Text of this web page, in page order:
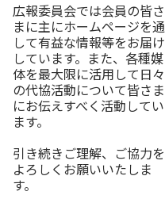
広報委員会では会員の皆さ
まに主にホームページを通
して有益な情報等をお届け
しています。また、各種媒
体を最大限に活用して日々
の代協活動について皆さま
にお伝えすべく活動してい
ます。
引き続きご理解、ご協力を
よろしくお願いいたしま
す。